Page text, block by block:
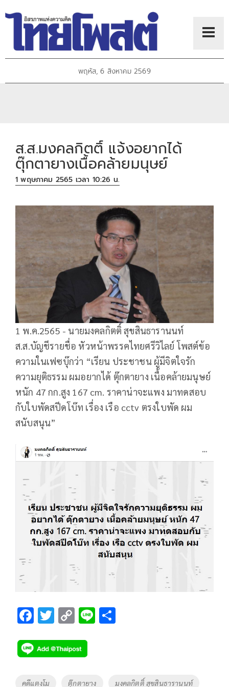
พฤหัส, 6 สิงหาคม 2569
ส.ส.​มงคลกิตติ์​ แจ้ง​อยากได้
ตุ๊กตายาง​เนื้อคล้ายมนุษย์
1 พฤษภาคม 2565 เวลา 10:26 น.
1 พ.ค.2565 -​ นายมงคลกิตติ์ สุขสินธารานนท์​
ส.ส.บัญชีรายชื่อ​ หัวหน้าพรรคไทยศรีวิไลย์​ โพสต์ข้อ
ความในเฟซบุ๊กว่า​ “เรียน ประชาชน ผู้มีจิตใจรัก
ความยุติธรรม ผมอยากได้ ตุ๊กตายาง เนื้อคล้ายมนุษย์
หนัก 47 กก.สูง 167 cm. ราคาน่าจะแพง มาทดสอบ
กับใบพัดสปีดโบ๊ท เรื่อง เรือ cctv ตรงใบพัด ผม
สนับสนุน”
F
e
b
o
T
tt
er
C
p
y
Li
Li
Tags
คดีแตงโม ตุ๊กตายาง มงคลกิตติ์ สุขสินธารานนท์